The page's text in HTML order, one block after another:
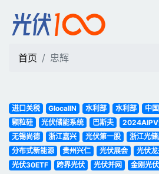
忠辉 | 光伏100
首页 忠辉
进口关税 GlocalIN 水利部 水利部 中
颗粒硅
光伏储能系统 巴斯夫 2024AIPV
无锡尚德
浙江嘉兴 光伏第一股 浙江光
分布式新能源
贵州兴仁 光伏展会 光伏龙
光伏30ETF
跨界光伏 光伏并网 金刚光伏